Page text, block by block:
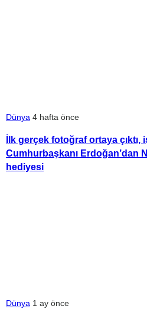
Dünya 4 hafta önce
İlk gerçek fotoğraf ortaya
Cumhurbaşkanı Erdoğan’dan
hediyesi
Dünya 1 ay önce